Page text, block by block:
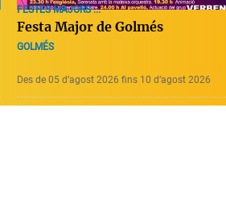
FESTES MAJORS ...
Festa Major de Golmés
GOLMÉS
Des de 05 d’agost 2026 fins 10 d’agost 2026